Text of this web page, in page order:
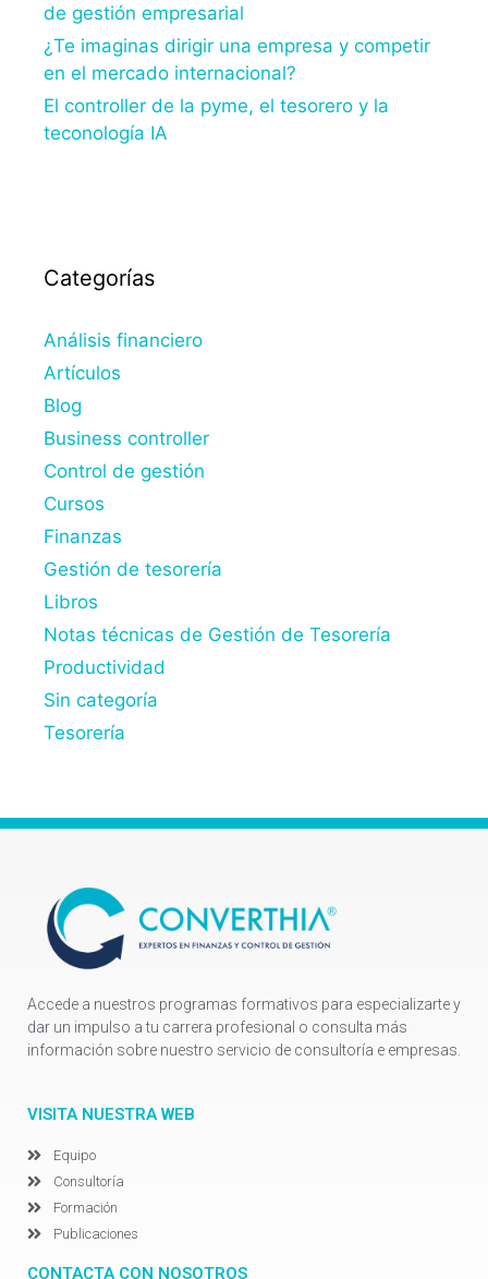
de gestión empresarial
¿Te imaginas dirigir una empresa y competir
en el mercado internacional?
El controller de la pyme, el tesorero y la
teconología IA
Categorías
Análisis financiero
Artículos
Blog
Business controller
Control de gestión
Cursos
Finanzas
Gestión de tesorería
Libros
Notas técnicas de Gestión de Tesorería
Productividad
Sin categoría
Tesorería
Accede a nuestros programas formativos para especializarte y
dar un impulso a tu carrera profesional o consulta más
información sobre nuestro servicio de consultoría e empresas.
VISITA NUESTRA WEB
Equipo
Consultoría
Formación
Publicaciones
CONTACTA CON NOSOTROS